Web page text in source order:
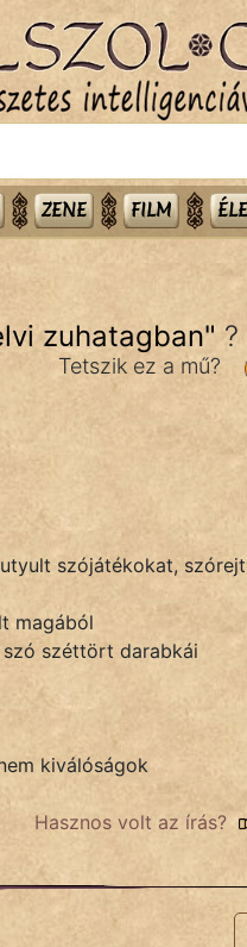
ZENE FILM
zuhatagban" ?
Tetszik ez a mű?
szójátékokat,
magából
széttört darabkái
kiválóságok
Hasznos volt az írás?